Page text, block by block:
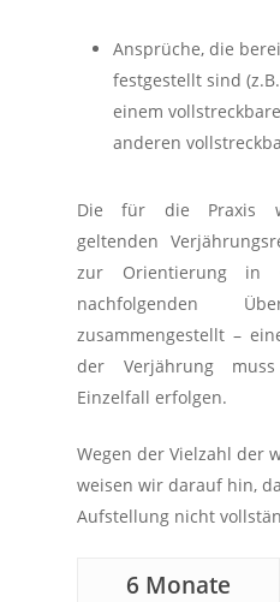
Ansprüche, die
festgestellt sind
einem
anderen
Die für die Praxis
geltenden
zur Orientierung in
nachfolgenden
zusammengestellt –
der Verjährung
Einzelfall erfolgen.
Wegen der Vielzahl der
weisen wir darauf hin,
Aufstellung nicht
6 Monate